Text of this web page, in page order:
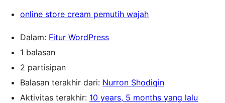
online store cream pemutih wajah
Dalam: Fitur WordPress
1 balasan
2 partisipan
Balasan terakhir dari: Nurron Shodiqin
Aktivitas terakhir: 10 years, 5 months yang lalu